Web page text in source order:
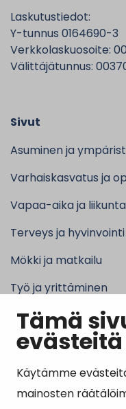
Tämä
evästeitä
Käytämme
mainosten
Laskutustiedot:
Y-tunnus 0164690-3
Verkkolaskuosoite:
Välittäjätunnus:
Sivut
Asuminen ja
Varhaiskasvatus ja
Vapaa-aika ja liikunta
Terveys ja hyvinvointi
Mökki ja matkailu
Työ ja yrittäminen
Kunta ja hallinto
Suosituimmat sivut